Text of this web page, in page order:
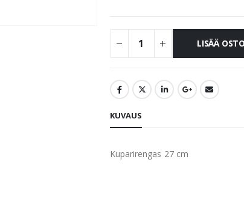
LISÄÄ
KUVAUS
Kuparirengas 27 cm